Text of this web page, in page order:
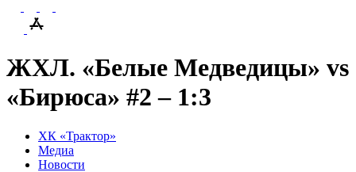
ЖХЛ. «Белые Медведицы» vs
«Бирюса» #2 – 1:3
ХК «Трактор»
Медиа
Новости